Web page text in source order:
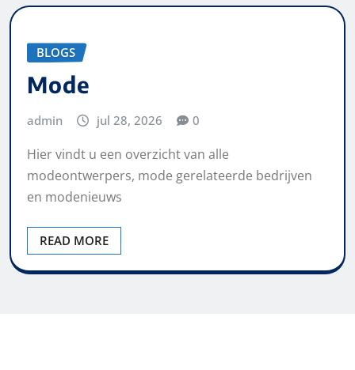
BLOGS
Mode
admin jul 28, 2026 0
Hier vindt u een overzicht van alle
modeontwerpers, mode gerelateerde bedrijven
en modenieuws
READ MORE